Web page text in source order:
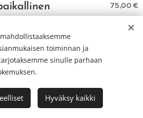
ja turvallinen
uudistumaan ja
Sillä
venymäarpia,
laajentuneita
75,00 €
toiminnan ja
sinulle parhaan
Hyväksy kaikki